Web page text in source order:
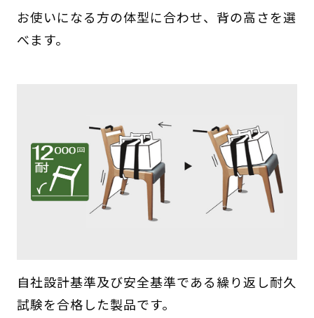
お使いになる方の体型に合わせ、背の高さを選
べます。
自社設計基準及び安全基準である繰り返し耐久
試験を合格した製品です。